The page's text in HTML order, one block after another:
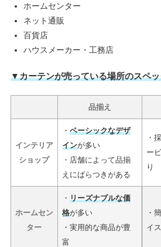
ホームセンター
ネット通販
百貨店
ハウスメーカー・工務店
▼カーテンが売っている場所のスペ
品揃え
インテリア
ショップ
・ ベーシックなデザ
インが多い
・店舗によって品揃
えにばらつきがある
・
ー
り
ホームセン
ター
・ リーズナブルな価
格が多い
・実用的な商品が豊
富
・
イ